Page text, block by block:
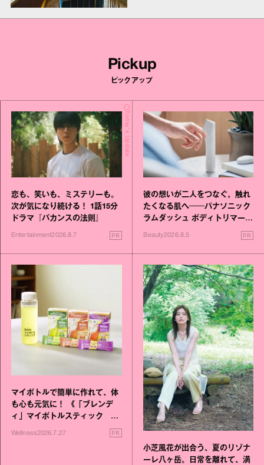
Pickup
ピックアップ
Today's Update
恋も、笑いも、ミステリーも。
次が気になり続ける！ 1話15分
ドラマ『バカンスの法則』
Entertainment2026.8.7 PR
彼の想いが二人をつなぐ。触れ
たくなる肌へ──パナソニック
ラムダッシュ ボディトリマーが
進化！
Beauty2026.8.5 PR
マイボトルで簡単に作れて、体
も心も元気に！ 《「ブレンデ
ィ」マイボトルスティック い
いこと毎日》シリーズが誕生
Wellness2026.7.27 PR
小芝風花が出合う、夏のリゾナ
ーレ八ヶ岳。日常を離れて、満